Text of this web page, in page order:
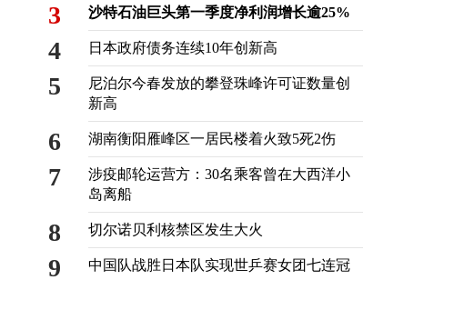
3 沙特石油巨头第一季度净利润增长逾25%
4 日本政府债务连续10年创新高
5
尼泊尔今春发放的攀登珠峰许可证数量创
新高
6 湖南衡阳雁峰区一居民楼着火致5死2伤
7
涉疫邮轮运营方：30名乘客曾在大西洋小
岛离船
8 切尔诺贝利核禁区发生大火
9 中国队战胜日本队实现世乒赛女团七连冠